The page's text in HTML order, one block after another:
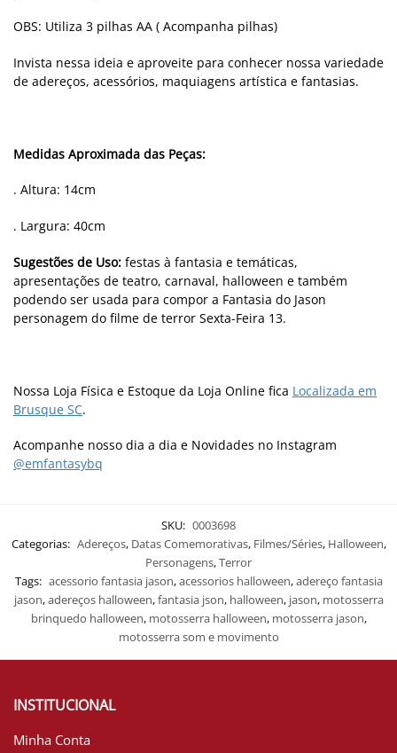
OBS: Utiliza 3 pilhas AA ( Acompanha pilhas)
Invista nessa ideia e aproveite para conhecer nossa variedade
de adereços, acessórios, maquiagens artística e fantasias.
Medidas Aproximada das Peças:
. Altura: 14cm
. Largura: 40cm
Sugestões de Uso: festas à fantasia e temáticas,
apresentações de teatro, carnaval, halloween e também
podendo ser usada para compor a Fantasia do Jason
personagem do filme de terror Sexta-Feira 13.
Nossa Loja Física e Estoque da Loja Online fica Localizada em
Brusque SC.
Acompanhe nosso dia a dia e Novidades no Instagram
@emfantasybq
SKU: 0003698
Categorias: Adereços, Datas Comemorativas, Filmes/Séries, Halloween,
Personagens,Terror
Tags: acessorio fantasia jason,acessorios halloween,adereço fantasia
jason,adereços halloween,fantasia json, halloween, jason, motosserra
brinquedo halloween, motosserra halloween, motosserra jason,
motosserra som e movimento
INSTITUCIONAL
Minha Conta